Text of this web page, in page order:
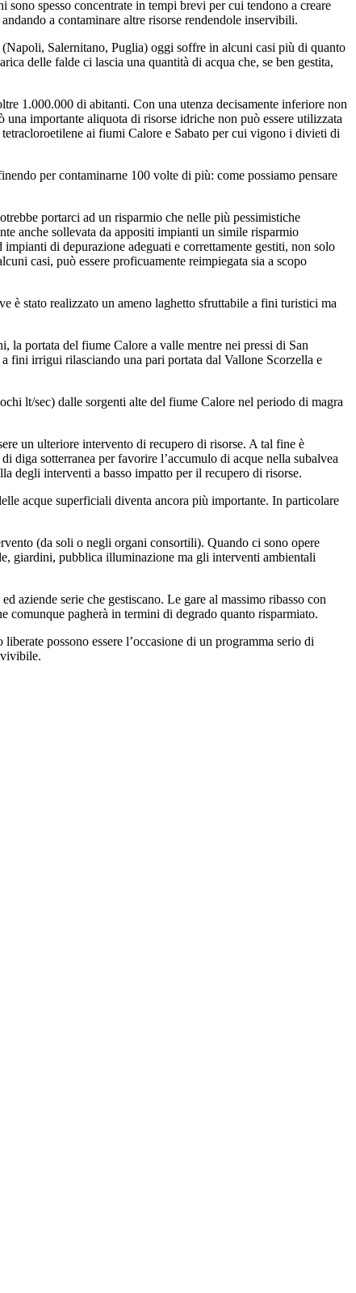
spesso concentrate in tempi brevi per cui tendono a creare
a contaminare altre risorse rendendole inservibili.
Salernitano, Puglia) oggi soffre in alcuni casi più di quanto
delle falde ci lascia una quantità di acqua che, se ben gestita,
1.000.000 di abitanti. Con una utenza decisamente inferiore non
importante aliquota di risorse idriche non può essere utilizzata
ai fiumi Calore e Sabato per cui vigono i divieti di
per contaminarne 100 volte di più: come possiamo pensare
portarci ad un risparmio che nelle più pessimistiche
anche sollevata da appositi impianti un simile risparmio
di depurazione adeguati e correttamente gestiti, non solo
casi, può essere proficuamente reimpiegata sia a scopo
è stato realizzato un ameno laghetto sfruttabile a fini turistici ma
la portata del fiume Calore a valle mentre nei pressi di San
fini irrigui rilasciando una pari portata dal Vallone Scorzella e
lt/sec) dalle sorgenti alte del fiume Calore nel periodo di magra
un ulteriore intervento di recupero di risorse. A tal fine è
diga sotterranea per favorire l’accumulo di acque nella subalvea
degli interventi a basso impatto per il recupero di risorse.
acque superficiali diventa ancora più importante. In particolare
(da soli o negli organi consortili). Quando ci sono opere
giardini, pubblica illuminazione ma gli interventi ambientali
aziende serie che gestiscano. Le gare al massimo ribasso con
comunque pagherà in termini di degrado quanto risparmiato.
possono essere l’occasione di un programma serio di